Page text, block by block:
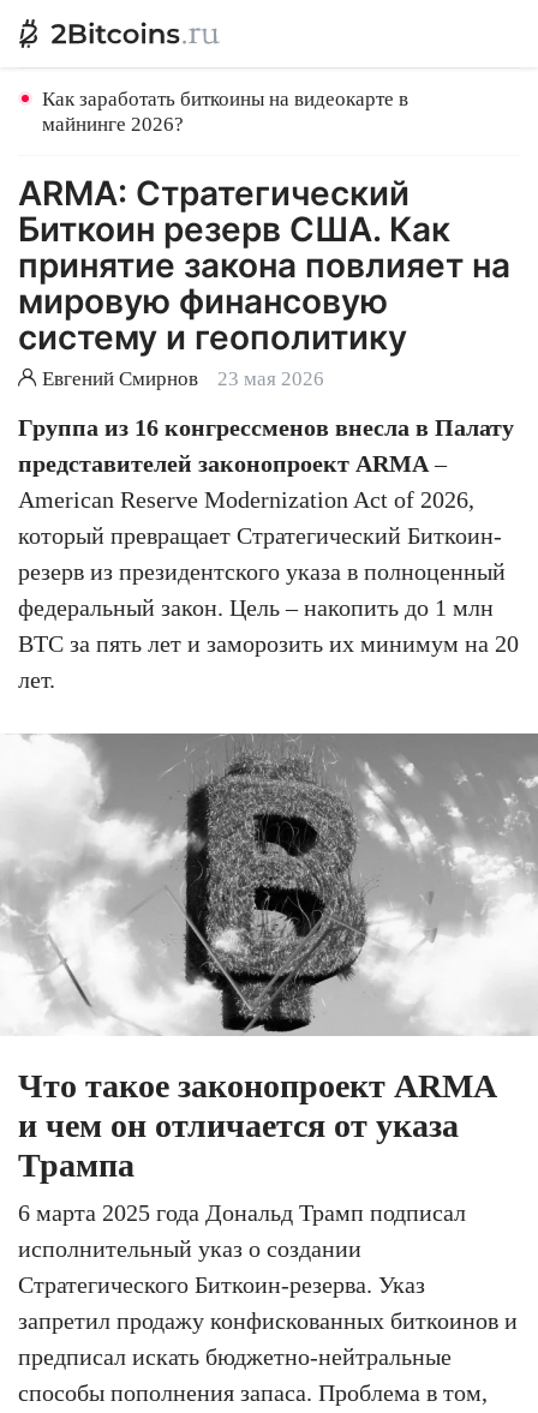
Как заработать биткоины на видеокарте в
майнинге 2026?
ARMA: Стратегический
Биткоин резерв США. Как
принятие закона повлияет на
мировую финансовую
систему и геополитику
Евгений Смирнов 23 мая 2026
Группа из 16 конгрессменов внесла в Палату
представителей законопроект ARMA –
American Reserve Modernization Act of 2026,
который превращает Стратегический Биткоин-
резерв из президентского указа в полноценный
федеральный закон. Цель – накопить до 1 млн
BTC за пять лет и заморозить их минимум на 20
лет.
Что такое законопроект ARMA
и чем он отличается от указа
Трампа
6 марта 2025 года Дональд Трамп подписал
исполнительный указ о создании
Стратегического Биткоин-резерва. Указ
запретил продажу конфискованных биткоинов и
предписал искать бюджетно-нейтральные
способы пополнения запаса. Проблема в том,